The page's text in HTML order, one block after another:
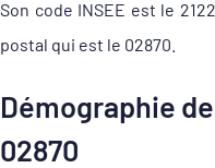
Son code INSEE est le
postal qui est le 02870.
Démographie
02870